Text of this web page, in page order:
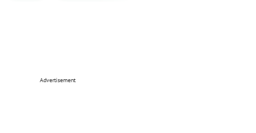
Advertisement